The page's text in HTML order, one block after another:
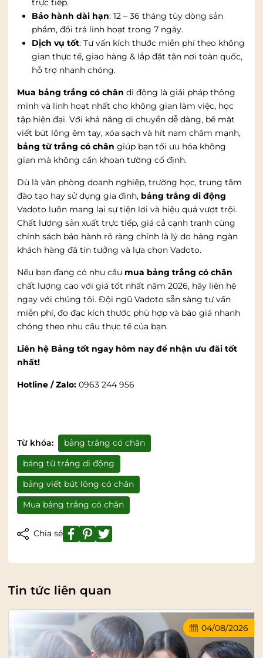
Bảo hành dài hạn: 12 – 36 tháng tùy dòng sản
phẩm, đổi trả linh hoạt trong 7 ngày.
Dịch vụ tốt: Tư vấn kích thước miễn phí theo không
gian thực tế, giao hàng & lắp đặt tận nơi toàn quốc,
hỗ trợ nhanh chóng.
Mua bảng trắng có chân di động là giải pháp thông
minh và linh hoạt nhất cho không gian làm việc, học
tập hiện đại. Với khả năng di chuyển dễ dàng, bề mặt
viết bút lông êm tay, xóa sạch và hít nam châm mạnh,
bảng từ trắng có chân giúp bạn tối ưu hóa không
gian mà không cần khoan tường cố định.
Dù là văn phòng doanh nghiệp, trường học, trung tâm
đào tạo hay sử dụng gia đình, bảng trắng di động
Vadoto luôn mang lại sự tiện lợi và hiệu quả vượt trội.
Chất lượng sản xuất trực tiếp, giá cả cạnh tranh cùng
chính sách bảo hành rõ ràng chính là lý do hàng ngàn
khách hàng đã tin tưởng và lựa chọn Vadoto.
Nếu bạn đang có nhu cầu mua bảng trắng có chân
chất lượng cao với giá tốt nhất năm 2026, hãy liên hệ
ngay với chúng tôi. Đội ngũ Vadoto sẵn sàng tư vấn
miễn phí, đo đạc kích thước phù hợp và báo giá nhanh
chóng theo nhu cầu thực tế của bạn.
Liên hệ Bảng tốt ngay hôm nay để nhận ưu đãi tốt
nhất!
Hotline / Zalo: 0963 244 956
Từ khóa:
bảng trắng có chân
bảng từ trắng di động
bảng viết bút lông có chân
Mua bảng trắng có chân
Chia sẻ
Tin tức liên quan
04/08/2026